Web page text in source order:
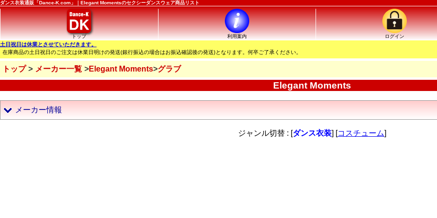
ダンス衣装通販「Dance-K.com」｜Elegant Momentsのセクシーダンスウェア商品リスト
トップ 利用案内 ログイン
土日祝日は休業とさせていただきます。
在庫商品の土日祝日のご注文は休業日明けの発送(銀行振込の場合はお振込確認後の発送)となります。何卒ご了承ください。
トップ メーカー一覧 Elegant Moments グラブ
Elegant Moments
メーカー情報
ジャンル切替 : [ダンス衣装] [コスチューム]